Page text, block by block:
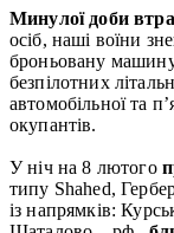
Минулої доби
осіб, наші воїни
броньовану
безпілотних
автомобільної та
окупантів.
У ніч на 8 лютого
типу Shahed,
із напрямків: